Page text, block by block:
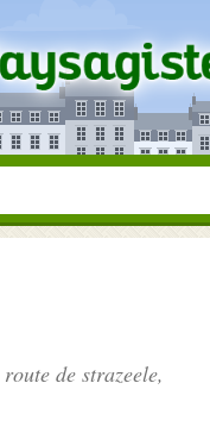
route de strazeele,